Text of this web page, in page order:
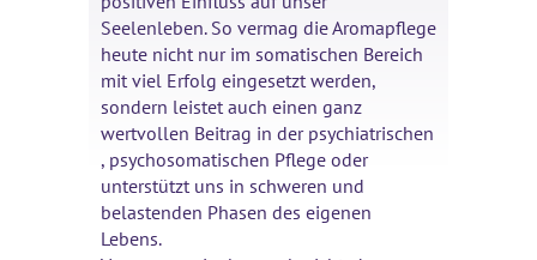
Seelenleben. So vermag die Aromapflege
heute nicht nur im somatischen Bereich
mit viel Erfolg eingesetzt werden,
sondern leistet auch einen ganz
wertvollen Beitrag in der psychiatrischen
, psychosomatischen Pflege oder
unterstützt uns in schweren und
belastenden Phasen des eigenen
Lebens.